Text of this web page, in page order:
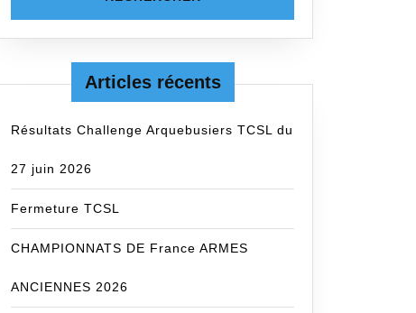
Articles récents
Résultats Challenge Arquebusiers TCSL du
27 juin 2026
Fermeture TCSL
CHAMPIONNATS DE France ARMES
ANCIENNES 2026